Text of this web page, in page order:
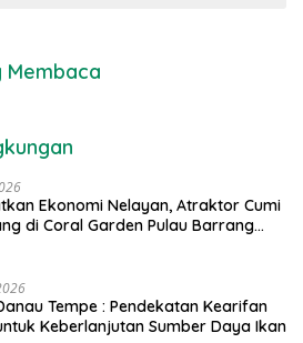
Membaca
Ekonomi Nelayan, Atraktor Cumi
di Coral Garden Pulau Barrang
Tempe : Pendekatan Kearifan
Keberlanjutan Sumber Daya Ikan